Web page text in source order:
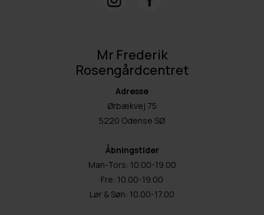
Mr Frederik
Rosengårdcentret
Adresse
Ørbækvej 75
5220 Odense SØ
Åbningstider
Man-Tors: 10.00-19.00
Fre: 10.00-19.00
Lør & Søn: 10.00-17.00